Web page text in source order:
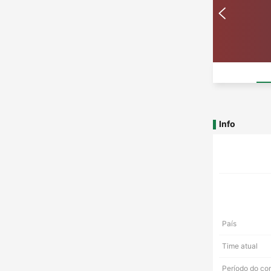
Info
País
Time atual
Período do